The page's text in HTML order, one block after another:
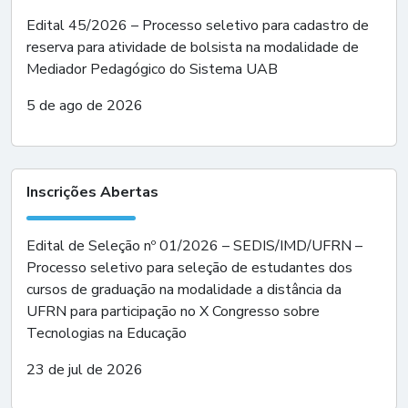
Edital 45/2026 – Processo seletivo para cadastro de
reserva para atividade de bolsista na modalidade de
Mediador Pedagógico do Sistema UAB
5 de ago de 2026
Inscrições Abertas
Edital de Seleção nº 01/2026 – SEDIS/IMD/UFRN –
Processo seletivo para seleção de estudantes dos
cursos de graduação na modalidade a distância da
UFRN para participação no X Congresso sobre
Tecnologias na Educação
23 de jul de 2026